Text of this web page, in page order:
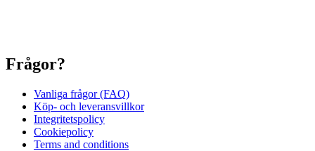
Frågor?
Vanliga frågor (FAQ)
Köp- och leveransvillkor
Integritetspolicy
Cookiepolicy
Terms and conditions